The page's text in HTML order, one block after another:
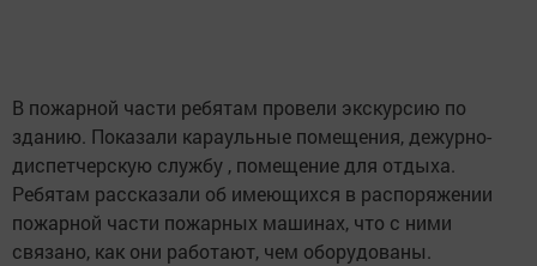
В пожарной части ребятам провели экскурсию по
зданию. Показали караульные помещения, дежурно-
диспетчерскую службу , помещение для отдыха.
Ребятам рассказали об имеющихся в распоряжении
пожарной части пожарных машинах, что с ними
связано, как они работают, чем оборудованы.